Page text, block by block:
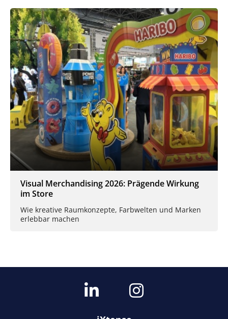
Visual Merchandising 2026: Prägende Wirkung
im Store
Wie kreative Raumkonzepte, Farbwelten und Marken
erlebbar machen